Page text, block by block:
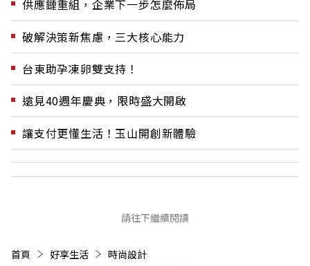
供應鏈重組，企業下一步怎麼佈局
破解決策新焦慮，三大核心能力
台東助孕凍卵雙支持！
遠見40週年慶典，限時盛大開啟
讓支付更懂生活！玉山開創新體驗
請往下繼續閱讀
首頁 好享生活 時尚設計